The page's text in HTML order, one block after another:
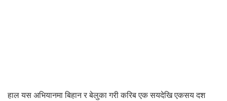
हाल यस अभियानमा बिहान र बेलुका गरी करिब एक सयदेखि एकसय दश